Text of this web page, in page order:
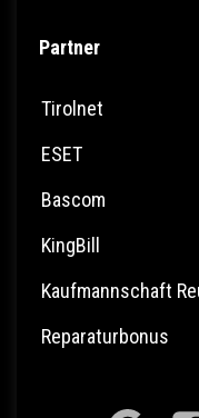
Partner
Tirolnet
ESET
Bascom
KingBill
Kaufmannschaft
Reparaturbonus